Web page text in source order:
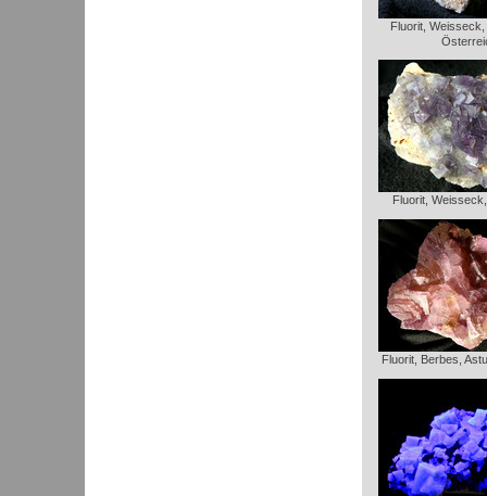
Fluorit,
Fluorit,
Fluorit, Berbes,